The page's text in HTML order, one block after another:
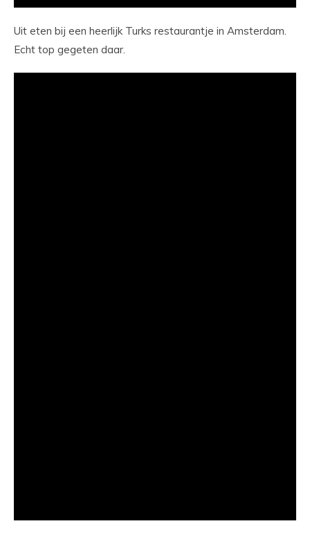
Uit eten bij een heerlijk Turks restaurantje in Amsterdam.
Echt top gegeten daar.